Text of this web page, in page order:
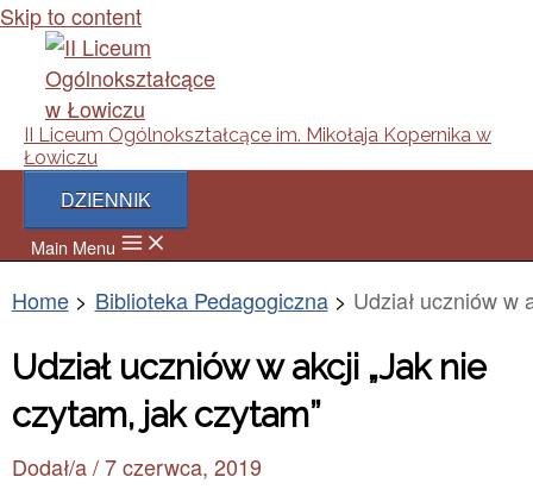
Skip to content
II Liceum Ogólnokształcące im. Mikołaja Kopernika w
Łowiczu
DZIENNIK
Main Menu
Home Biblioteka Pedagogiczna Udział uczniów w
Udział uczniów w akcji „Jak nie
czytam, jak czytam”
Dodał/a /7 czerwca, 2019